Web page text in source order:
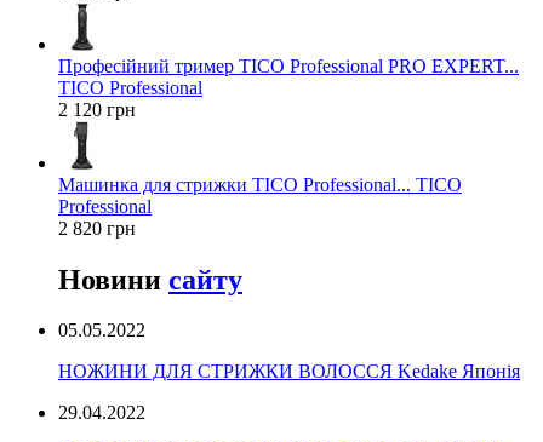
Професійний тример TICO Professional PRO EXPERT...
TICO Professional
2 120 грн
Машинка для стрижки TICO Professional... TICO
Professional
2 820 грн
Новини сайту
05.05.2022
НОЖИНИ ДЛЯ СТРИЖКИ ВОЛОССЯ Kedake Японія
29.04.2022